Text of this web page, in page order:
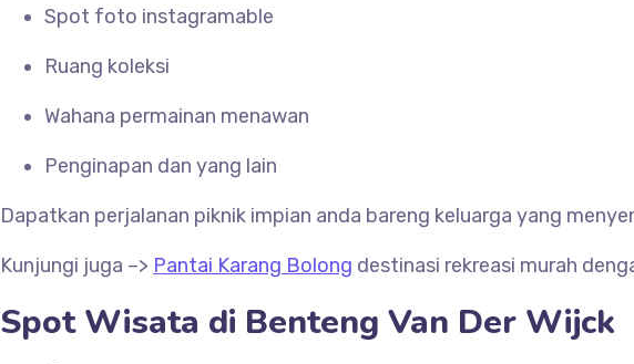
Spot foto instagramable
Ruang koleksi
Wahana permainan menawan
Penginapan dan yang lain
Dapatkan perjalanan piknik impian anda bareng keluarga yang
Kunjungi juga –> Pantai Karang Bolong destinasi rekreasi murah
Spot Wisata di Benteng Van Der Wijck